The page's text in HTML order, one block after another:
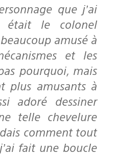
était le colonel
amusé à
et les
pourquoi, mais
plus amusants à
adoré dessiner
telle chevelure
comment tout
fait une boucle